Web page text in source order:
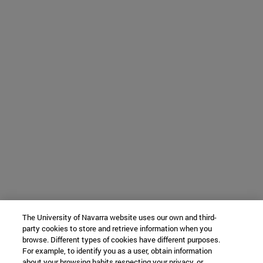
The University of Navarra website uses our own and third-
party cookies to store and retrieve information when you
browse. Different types of cookies have different purposes.
For example, to identify you as a user, obtain information